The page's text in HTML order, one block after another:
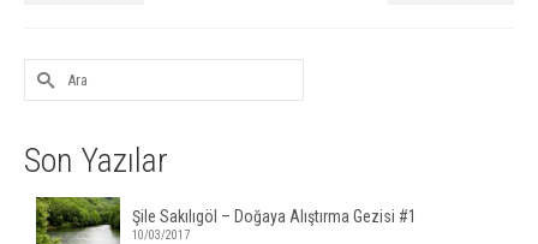
Son Yazılar
Şile Sakılıgöl – Doğaya Alıştırma Gezisi #1
10/03/2017